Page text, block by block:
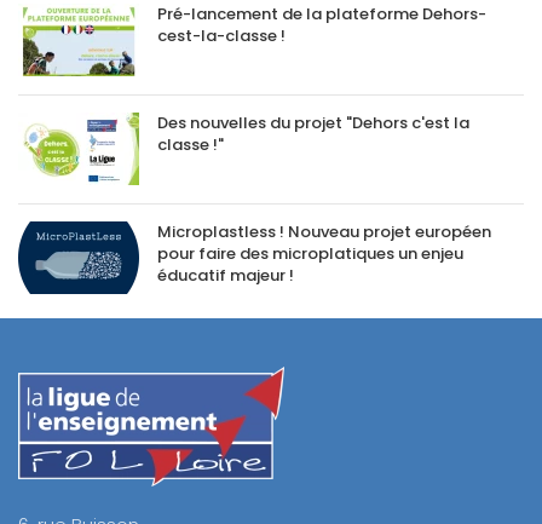
Pré-lancement de la plateforme Dehors-
cest-la-classe !
Des nouvelles du projet "Dehors c'est la
classe !"
Microplastless ! Nouveau projet européen
pour faire des microplatiques un enjeu
éducatif majeur !